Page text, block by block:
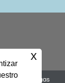
Ulises Villegas
x